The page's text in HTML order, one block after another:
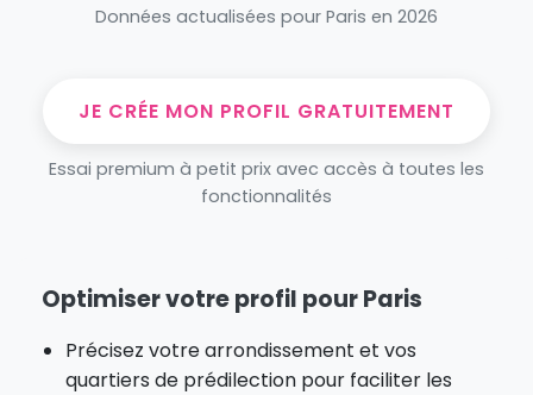
Données actualisées pour Paris en 2026
JE CRÉE MON PROFIL GRATUITEMENT
Essai premium à petit prix avec accès à toutes les
fonctionnalités
Optimiser votre profil pour Paris
Précisez votre arrondissement et vos
quartiers de prédilection pour faciliter les